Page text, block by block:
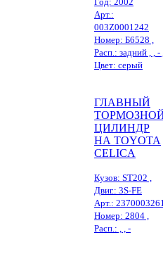
Арт.:
003Z0001242
Номер: Б6528 ,
Расп.: задний , , -
Цвет: серый
ГЛАВНЫЙ
ЦИЛИНДР
НА TOYOTA
CELICA
Кузов: ST202 ,
Двиг.: 3S-FE
Арт.:
Номер: 2804 ,
Расп.: , , -